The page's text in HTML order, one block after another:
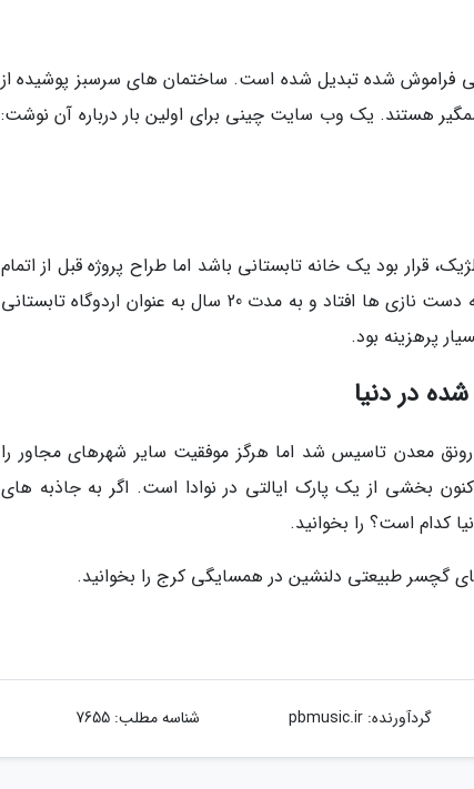
فراموش شده تبدیل شده است. ساختمان های سرسبز پوشیده از
هستند. یک وب سایت چینی برای اولین بار درباره آن نوشت:
ای ساخته شده در سال 1866 واقع در بلژیک، قرار بود یک خانه تابستانی باشد اما طراح پروژه قبل از اتمام
آن در سال 1907 درگذشت. پس از آن در جنگ دنیای دوم به دست نازی ها افتاد و به مدت 20 سال به عنوان اردوگاه تابستانی
در دنیا
به عنوان بخشی برای رونق معدن تاسیس شد اما هرگز موفقیت سایر شهرهای مجاور را
منطقه اکنون بخشی از یک پارک ایالتی در نوادا است. اگر به جاذبه های
کدام است؟ را بخوانید.
گچسر طبیعتی دلنشین در همسایگی کرج را بخوانید.
گردآورنده:pbmusic.ir شناسه مطلب: 7655